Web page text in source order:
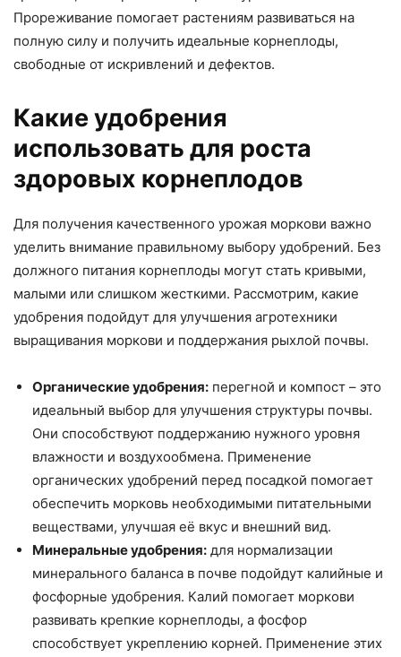
Прореживание помогает растениям развиваться на
полную силу и получить идеальные корнеплоды,
свободные от искривлений и дефектов.
Какие удобрения
использовать для роста
здоровых корнеплодов
Для получения качественного урожая моркови важно
уделить внимание правильному выбору удобрений. Без
должного питания корнеплоды могут стать кривыми,
малыми или слишком жесткими. Рассмотрим, какие
удобрения подойдут для улучшения агротехники
выращивания моркови и поддержания рыхлой почвы.
Органические удобрения: перегной и компост – это
идеальный выбор для улучшения структуры почвы.
Они способствуют поддержанию нужного уровня
влажности и воздухообмена. Применение
органических удобрений перед посадкой помогает
обеспечить морковь необходимыми питательными
веществами, улучшая её вкус и внешний вид.
Минеральные удобрения: для нормализации
минерального баланса в почве подойдут калийные и
фосфорные удобрения. Калий помогает моркови
развивать крепкие корнеплоды, а фосфор
способствует укреплению корней. Применение этих